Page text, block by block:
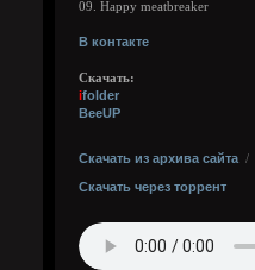
09. Happy meatbreaker
В контакте
Скачать:
ifolder
BeeUP
Скачать из архива сайта /
Скачать через торрент